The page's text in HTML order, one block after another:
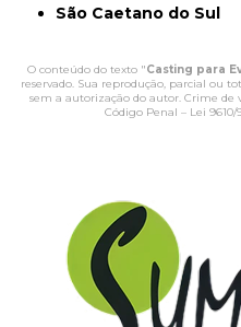
São Caetano do Sul
O conteúdo do texto "Casting para
reservado. Sua reprodução, parcial ou
sem a autorização do autor. Crime de
Código Penal – Lei